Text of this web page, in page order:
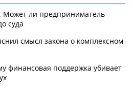
Может ли предприниматель
суда
смысл закона о комплексном
финансовая поддержка убивает